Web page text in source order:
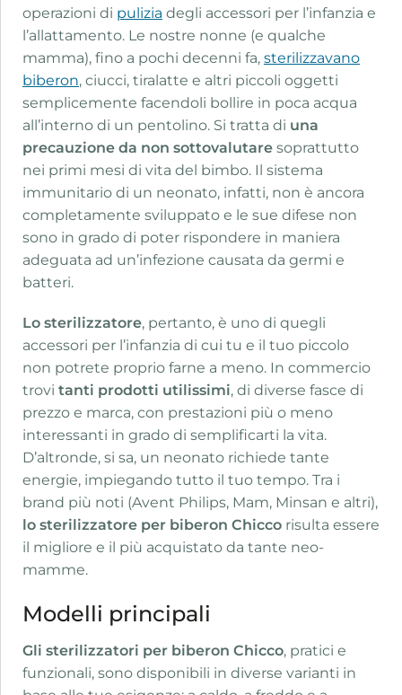
operazioni di pulizia degli accessori per l’infanzia e
l’allattamento. Le nostre nonne (e qualche
mamma), fino a pochi decenni fa, sterilizzavano
biberon, ciucci, tiralatte e altri piccoli oggetti
semplicemente facendoli bollire in poca acqua
all’interno di un pentolino. Si tratta di una
precauzione da non sottovalutare soprattutto
nei primi mesi di vita del bimbo. Il sistema
immunitario di un neonato, infatti, non è ancora
completamente sviluppato e le sue difese non
sono in grado di poter rispondere in maniera
adeguata ad un’infezione causata da germi e
batteri.
Lo sterilizzatore, pertanto, è uno di quegli
accessori per l’infanzia di cui tu e il tuo piccolo
non potrete proprio farne a meno. In commercio
trovi tanti prodotti utilissimi, di diverse fasce di
prezzo e marca, con prestazioni più o meno
interessanti in grado di semplificarti la vita.
D’altronde, si sa, un neonato richiede tante
energie, impiegando tutto il tuo tempo. Tra i
brand più noti (Avent Philips, Mam, Minsan e altri),
lo sterilizzatore per biberon Chicco risulta essere
il migliore e il più acquistato da tante neo-
mamme.
Modelli principali
Gli sterilizzatori per biberon Chicco, pratici e
funzionali, sono disponibili in diverse varianti in